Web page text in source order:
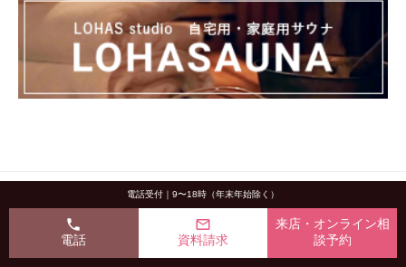
電話受付｜9〜18時（年末年始除く）
phone
電話
mail_outline
資料請求
来店・オンライン相
談予約